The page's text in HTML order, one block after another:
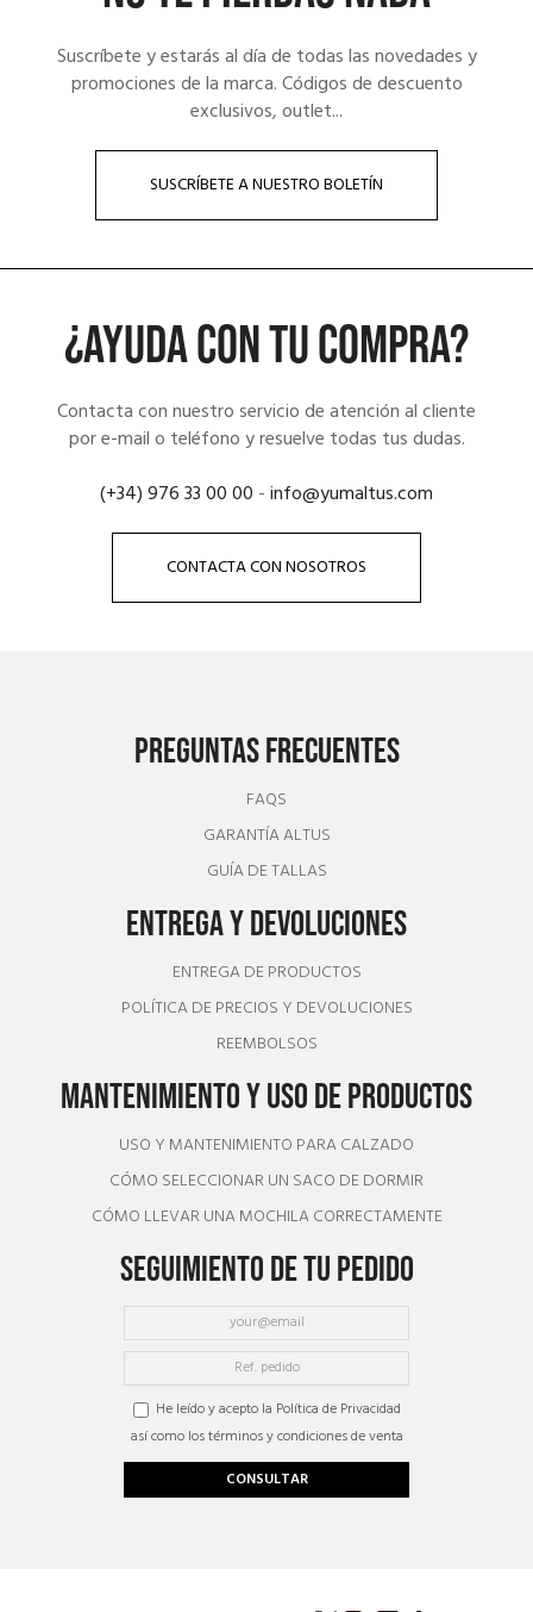
Suscríbete y estarás al día de todas las novedades y
promociones de la marca. Códigos de descuento
exclusivos, outlet...
SUSCRÍBETE A NUESTRO BOLETÍN
¿AYUDA CON TU COMPRA?
Contacta con nuestro servicio de atención al cliente
por e-mail o teléfono y resuelve todas tus dudas.
(+34) 976 33 00 00 -info@yumaltus.com
CONTACTA CON NOSOTROS
PREGUNTAS FRECUENTES
FAQS
GARANTÍA ALTUS
GUÍA DE TALLAS
ENTREGA Y DEVOLUCIONES
ENTREGA DE PRODUCTOS
POLÍTICA DE PRECIOS Y DEVOLUCIONES
REEMBOLSOS
MANTENIMIENTO Y USO DE PRODUCTOS
USO Y MANTENIMIENTO PARA CALZADO
CÓMO SELECCIONAR UN SACO DE DORMIR
CÓMO LLEVAR UNA MOCHILA CORRECTAMENTE
SEGUIMIENTO DE TU PEDIDO
He leído y acepto la Política de Privacidad
así como los términos y condiciones de venta
CONSULTAR